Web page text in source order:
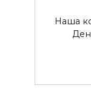
Наша